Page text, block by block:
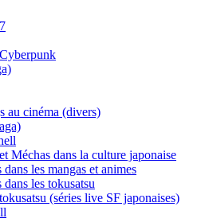
au cinéma (divers)
Méchas dans la culture japonaise
les mangas et animes
les tokusatsu
(séries live SF japonaises)